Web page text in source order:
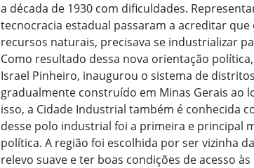
a década de 1930 com dificuldades.
tecnocracia estadual passaram a acreditar
recursos naturais, precisava se industrializar
Como resultado dessa nova orientação
Israel Pinheiro, inaugurou o sistema de
gradualmente construído em Minas Gerais ao
isso, a Cidade Industrial também é conhecida
desse polo industrial foi a primeira e principal
política. A região foi escolhida por ser vizinha
relevo suave e ter boas condições de acesso